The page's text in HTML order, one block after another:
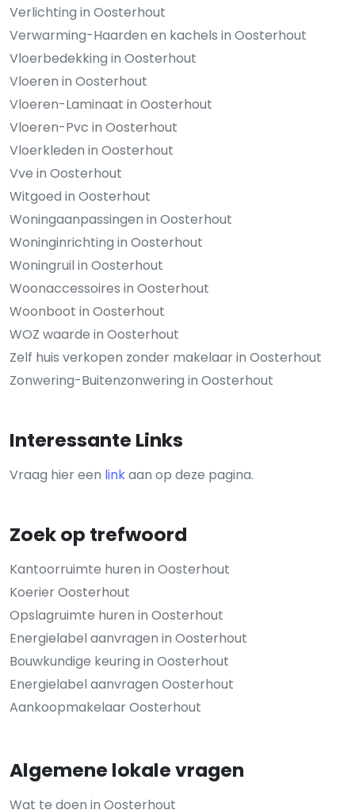
Verlichting in Oosterhout
Verwarming-Haarden en kachels in Oosterhout
Vloerbedekking in Oosterhout
Vloeren in Oosterhout
Vloeren-Laminaat in Oosterhout
Vloeren-Pvc in Oosterhout
Vloerkleden in Oosterhout
Vve in Oosterhout
Witgoed in Oosterhout
Woningaanpassingen in Oosterhout
Woninginrichting in Oosterhout
Woningruil in Oosterhout
Woonaccessoires in Oosterhout
Woonboot in Oosterhout
WOZ waarde in Oosterhout
Zelf huis verkopen zonder makelaar in Oosterhout
Zonwering-Buitenzonwering in Oosterhout
Interessante Links
Vraag hier een linkaan op deze pagina.
Zoek op trefwoord
Kantoorruimte huren in Oosterhout
Koerier Oosterhout
Opslagruimte huren in Oosterhout
Energielabel aanvragen in Oosterhout
Bouwkundige keuring in Oosterhout
Energielabel aanvragen Oosterhout
Aankoopmakelaar Oosterhout
Algemene lokale vragen
Wat te doen in Oosterhout